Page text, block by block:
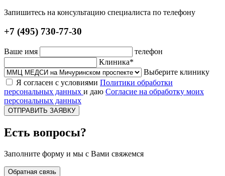
Запишитесь на консультацию специалиста по телефону
+7 (495) 730-77-30
Ваше имя
телефон
Клиника*
Выберите клинику
Я согласен с условиями Политики обработки
персональных данных и даю Согласие на обработку моих
персональных данных
ОТПРАВИТЬ ЗАЯВКУ
Есть вопросы?
Заполните форму и мы с Вами свяжемся
Обратная связь